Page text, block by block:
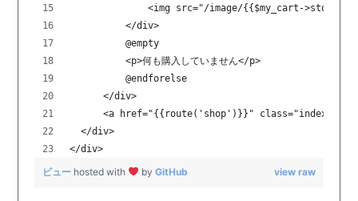
<img src="/image/{{$my_cart->stock-
          </div>
          @empty
          <p>何も購入していません</p>
          @endforelse
      </div>
<a href="{{route('shop')}}" class="index">商品
  </div>
</div>
view raw
ビュー hosted with byGitHub